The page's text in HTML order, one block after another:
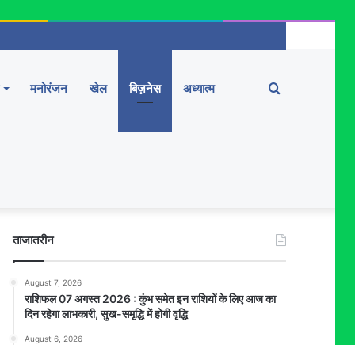
मनोरंजन खेल बिज़नेस अध्यात्म Search
ताजातरीन
August 7, 2026
राशिफल 07 अगस्त 2026 : कुंभ समेत इन राशियों के लिए आज का
दिन रहेगा लाभकारी, सुख-समृद्धि में होगी वृद्धि
August 6, 2026